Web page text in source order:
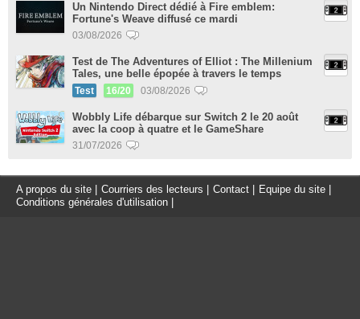
Un Nintendo Direct dédié à Fire emblem:
Fortune's Weave diffusé ce mardi
03/08/2026
Test de The Adventures of Elliot : The Millenium
Tales, une belle épopée à travers le temps
Test 16/20 03/08/2026
Wobbly Life débarque sur Switch 2 le 20 août
avec la coop à quatre et le GameShare
31/07/2026
A propos du site Courriers des lecteurs Contact Equipe du site
Conditions générales d'utilisation